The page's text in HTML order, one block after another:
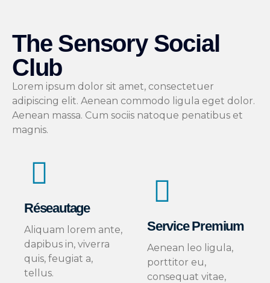
The Sensory Social
Club
Lorem ipsum dolor sit amet, consectetuer
adipiscing elit. Aenean commodo ligula eget dolor.
Aenean massa. Cum sociis natoque penatibus et
magnis.
Réseautage
Aliquam lorem ante,
dapibus in, viverra
quis, feugiat a,
tellus.
Service Premium
Aenean leo ligula,
porttitor eu,
consequat vitae,